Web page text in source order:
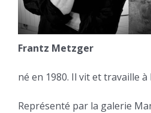
Frantz Metzger
né en 1980. Il vit et travaille à
Représenté par la galerie